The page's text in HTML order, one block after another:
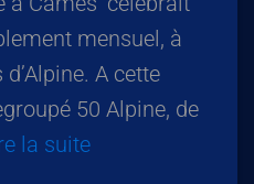
mensuel, à
A cette
50 Alpine, de
la suite